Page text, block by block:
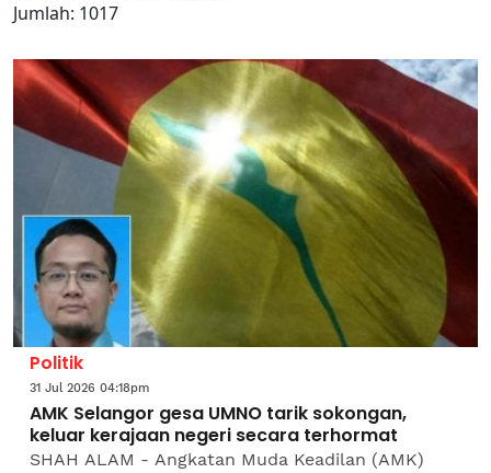
Jumlah: 1017
Politik
31 Jul 2026 04:18pm
AMK Selangor gesa UMNO tarik sokongan,
keluar kerajaan negeri secara terhormat
SHAH ALAM - Angkatan Muda Keadilan (AMK)